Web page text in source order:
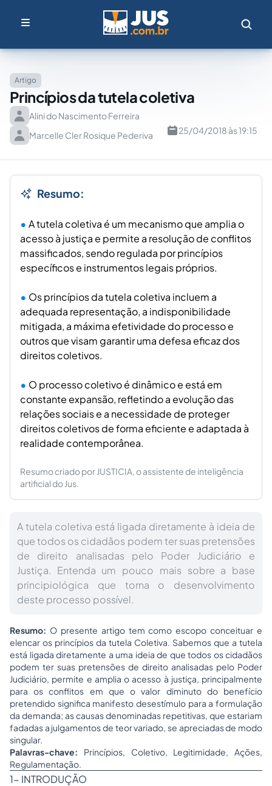
Artigo
Princípios da tutela coletiva
Alini do Nascimento Ferreira
Marcelle Cler Rosique Pederiva
25/04/2018 às 19:15
Resumo:
A tutela coletiva é um mecanismo que amplia o
acesso à justiça e permite a resolução de conflitos
massificados, sendo regulada por princípios
específicos e instrumentos legais próprios.
Os princípios da tutela coletiva incluem a
adequada representação, a indisponibilidade
mitigada, a máxima efetividade do processo e
outros que visam garantir uma defesa eficaz dos
direitos coletivos.
O processo coletivo é dinâmico e está em
constante expansão, refletindo a evolução das
relações sociais e a necessidade de proteger
direitos coletivos de forma eficiente e adaptada à
realidade contemporânea.
Resumo criado por JUSTICIA, o assistente de inteligência
artificial do Jus.
A tutela coletiva está ligada diretamente à ideia de
que todos os cidadãos podem ter suas pretensões
de direito analisadas pelo Poder Judiciário e
Justiça. Entenda um pouco mais sobre a base
principiológica que torna o desenvolvimento
deste processo possível.
Resumo: O presente artigo tem como escopo conceituar e
elencar os princípios da tutela Coletiva. Sabemos que a tutela
está ligada diretamente a uma ideia de que todos os cidadãos
podem ter suas pretensões de direito analisadas pelo Poder
Judiciário, permite e amplia o acesso à justiça, principalmente
para os conflitos em que o valor diminuto do benefício
pretendido significa manifesto desestímulo para a formulação
da demanda; as causas denominadas repetitivas, que estariam
fadadas a julgamentos de teor variado, se apreciadas de modo
singular.
Palavras-chave: Princípios, Coletivo, Legitimidade, Ações,
Regulamentação.
1- INTRODUÇÃO